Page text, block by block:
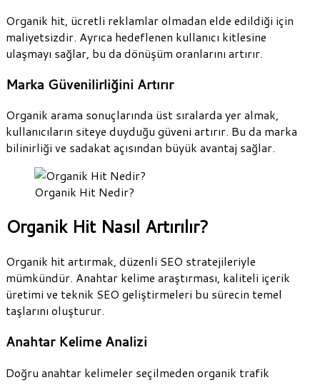
Organik hit, ücretli reklamlar olmadan elde edildiği için
maliyetsizdir. Ayrıca hedeflenen kullanıcı kitlesine
ulaşmayı sağlar, bu da dönüşüm oranlarını artırır.
Marka Güvenilirliğini Artırır
Organik arama sonuçlarında üst sıralarda yer almak,
kullanıcıların siteye duyduğu güveni artırır. Bu da marka
bilinirliği ve sadakat açısından büyük avantaj sağlar.
Organik Hit Nedir?
Organik Hit Nasıl Artırılır?
Organik hit artırmak, düzenli SEO stratejileriyle
mümkündür. Anahtar kelime araştırması, kaliteli içerik
üretimi ve teknik SEO geliştirmeleri bu sürecin temel
taşlarını oluşturur.
Anahtar Kelime Analizi
Doğru anahtar kelimeler seçilmeden organik trafik